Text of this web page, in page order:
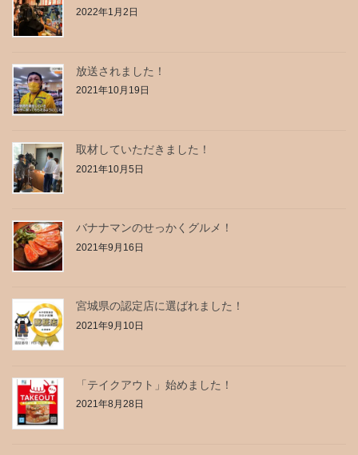
2022年1月2日
放送されました！
2021年10月19日
取材していただきました！
2021年10月5日
バナナマンのせっかくグルメ！
2021年9月16日
宮城県の認定店に選ばれました！
2021年9月10日
「テイクアウト」始めました！
2021年8月28日